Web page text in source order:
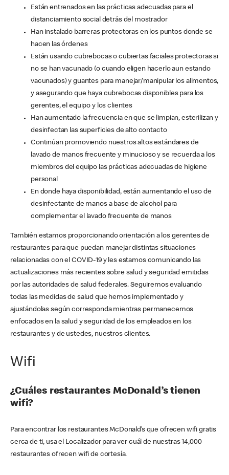
Están entrenados en las prácticas adecuadas para el
distanciamiento social detrás del mostrador
Han instalado barreras protectoras en los puntos donde se
hacen las órdenes
Están usando cubrebocas o cubiertas faciales protectoras si
no se han vacunado (o cuando eligen hacerlo aun estando
vacunados) y guantes para manejar/manipular los alimentos,
y asegurando que haya cubrebocas disponibles para los
gerentes, el equipo y los clientes
Han aumentado la frecuencia en que se limpian, esterilizan y
desinfectan las superficies de alto contacto
Continúan promoviendo nuestros altos estándares de
lavado de manos frecuente y minucioso y se recuerda a los
miembros del equipo las prácticas adecuadas de higiene
personal
En donde haya disponibilidad, están aumentando el uso de
desinfectante de manos a base de alcohol para
complementar el lavado frecuente de manos
También estamos proporcionando orientación a los gerentes de
restaurantes para que puedan manejar distintas situaciones
relacionadas con el COVID-19 y les estamos comunicando las
actualizaciones más recientes sobre salud y seguridad emitidas
por las autoridades de salud federales. Seguiremos evaluando
todas las medidas de salud que hemos implementado y
ajustándolas según corresponda mientras permanecemos
enfocados en la salud y seguridad de los empleados en los
restaurantes y de ustedes, nuestros clientes.
Wifi
¿Cuáles restaurantes McDonald’s tienen
wifi?
Para encontrar los restaurantes McDonald’s que ofrecen wifi gratis
cerca de ti, usa el Localizador para ver cuál de nuestras 14,000
restaurantes ofrecen wifi de cortesía.